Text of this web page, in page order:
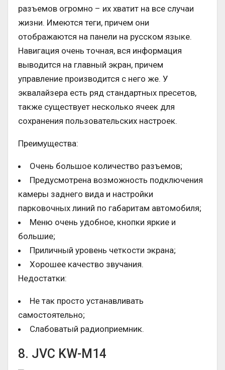
разъемов огромно – их хватит на все случаи
жизни. Имеются теги, причем они
отображаются на панели на русском языке.
Навигация очень точная, вся информация
выводится на главный экран, причем
управление производится с него же. У
эквалайзера есть ряд стандартных пресетов,
также существует несколько ячеек для
сохранения пользовательских настроек.
Преимущества:
Очень большое количество разъемов;
Предусмотрена возможность подключения
камеры заднего вида и настройки
парковочных линий по габаритам автомобиля;
Меню очень удобное, кнопки яркие и
большие;
Приличный уровень четкости экрана;
Хорошее качество звучания.
Недостатки:
Не так просто устанавливать
самостоятельно;
Слабоватый радиоприемник.
8. JVC KW-M14